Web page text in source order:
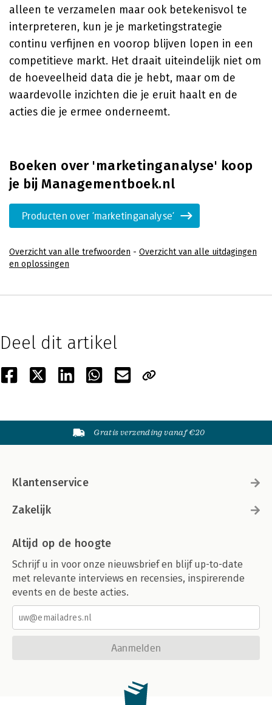
alleen te verzamelen maar ook betekenisvol te
interpreteren, kun je je marketingstrategie
continu verfijnen en voorop blijven lopen in een
competitieve markt. Het draait uiteindelijk niet om
de hoeveelheid data die je hebt, maar om de
waardevolle inzichten die je eruit haalt en de
acties die je ermee onderneemt.
Boeken over 'marketinganalyse' koop
je bij Managementboek.nl
Producten over 'marketinganalyse'
Overzicht van alle trefwoorden - Overzicht van alle uitdagingen
en oplossingen
Deel dit artikel
Gratis verzending vanaf €20
Klantenservice
Zakelijk
Altijd op de hoogte
Schrijf u in voor onze nieuwsbrief en blijf up-to-date
met relevante interviews en recensies, inspirerende
events en de beste acties.
Aanmelden